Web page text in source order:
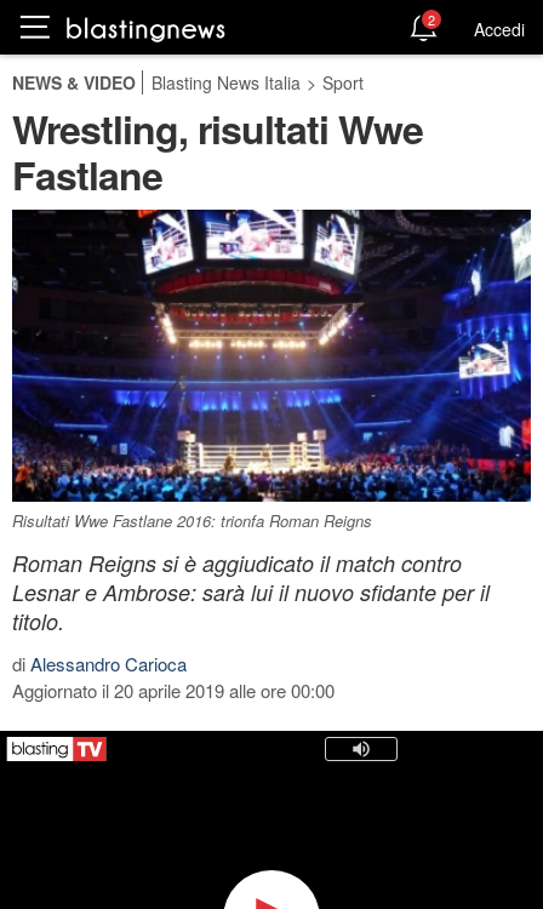
2 Accedi
NEWS & VIDEO Blasting News Italia > Sport
Wrestling, risultati Wwe
Fastlane
Risultati Wwe Fastlane 2016: trionfa Roman Reigns
Roman Reigns si è aggiudicato il match contro
Lesnar e Ambrose: sarà lui il nuovo sfidante per il
titolo.
diAlessandro Carioca
Aggiornato il 20 aprile 2019 alle ore 00:00